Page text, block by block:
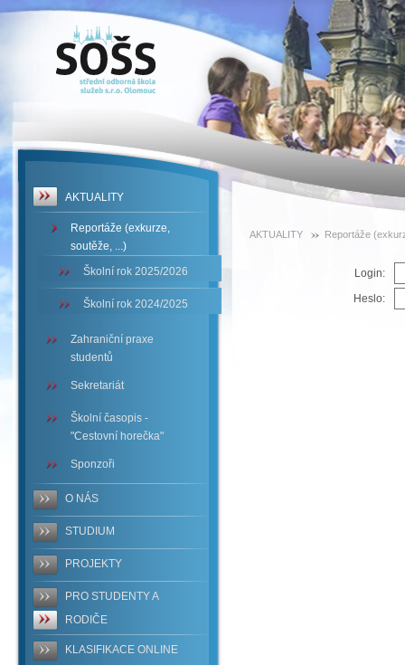
SOŠS -
Reportáže
soutěže,
AKTUALITY
Reportáže (exkurze,
soutěže, ...)
Školní rok 2025/2026
Školní rok 2024/2025
Zahraniční praxe
studentů
Sekretariát
Školní časopis -
"Cestovní horečka"
Sponzoři
O NÁS
STUDIUM
PROJEKTY
PRO STUDENTY A
RODIČE
KLASIFIKACE ONLINE
AKTUALITY Reportáže
Login:
Heslo: